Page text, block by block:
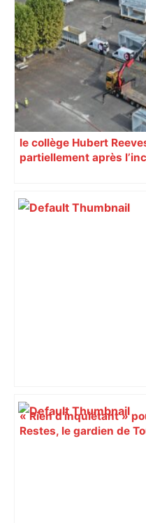
Bilan du marché du
une lueur d'espoir pour
Toulouse ? – Actu.fr
le collège Hubert
partiellement après
« Rien d'inquiétant »
Restes, le gardien de